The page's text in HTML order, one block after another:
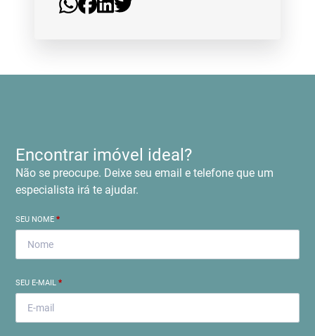
Encontrar imóvel ideal?
Não se preocupe. Deixe seu email e telefone que um
especialista irá te ajudar.
SEU NOME*
SEU E-MAIL*